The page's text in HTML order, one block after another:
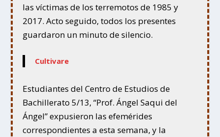
las víctimas de los terremotos de 1985 y
2017. Acto seguido, todos los presentes
guardaron un minuto de silencio.
Cultivare
Estudiantes del Centro de Estudios de
Bachillerato 5/13, “Prof. Ángel Saqui del
Ángel” expusieron las efemérides
correspondientes a esta semana, y la